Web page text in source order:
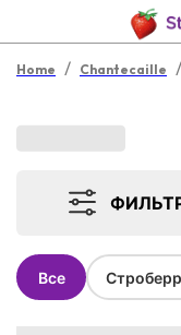
Home / Chantecaille /
Все